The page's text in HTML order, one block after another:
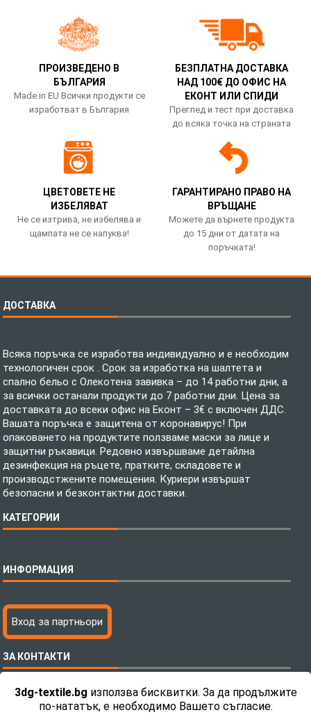
3dg-textile.bg използва бисквитки. За да продължите
по-нататък, е необходимо Вашето съгласие.
ПРОИЗВЕДЕНО В
БЪЛГАРИЯ
Made in EU Всички продукти се
изработват в България
БЕЗПЛАТНА ДОСТАВКА
НАД 100€ ДО ОФИС НА
ЕКОНТ ИЛИ СПИДИ
Преглед и тест при доставка
до всяка точка на страната
ЦВЕТОВЕТЕ НЕ
ИЗБЕЛЯВАТ
Не се изтрива, не избелява и
щампата не се напуква!
ГАРАНТИРАНО ПРАВО НА
ВРЪЩАНЕ
Можете да върнете продукта
до 15 дни от датата на
поръчката!
ДОСТАВКА
Всяка поръчка се изработва индивидуално и е необходим
технологичен срок . Срок за изработка на шалтета и
спално бельо с Олекотена завивка – до 14 работни дни, а
за всички останали продукти до 7 работни дни. Цена за
доставката до всеки офис на Еконт – 3€ с включен ДДС.
Вашата поръчка е защитена от коронавирус! При
опаковането на продуктите ползваме маски за лице и
защитни ръкавици. Редовно извършваме детайлна
дезинфекция на ръцете, пратките, складовете и
производстжените помещения. Куриери извършат
безопасни и безконтактни доставки.
КАТЕГОРИИ
Бебешки спални комплекти
Тениски с пълноцветен печат
Хавлиени кърпи
Пончо за водни спортове
Микрофибърни Велурени Кърпи
Детски пончота
ИНФОРМАЦИЯ
Технология на печатане
Файлове за печат
Как да поръчам?
С какво сме различни?
Контакти
Вход за партньори
ЗА КОНТАКТИ
Телефон:0892 26 04 34 / 0896 57 42 42